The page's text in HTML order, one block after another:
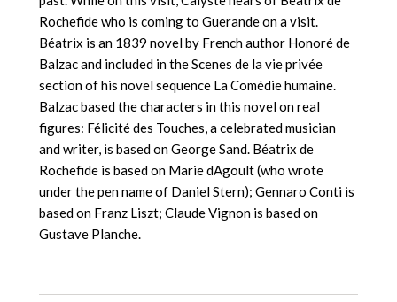
Rochefide who is coming to Guerande on a visit.
Béatrix is an 1839 novel by French author Honoré de
Balzac and included in the Scenes de la vie privée
section of his novel sequence La Comédie humaine.
Balzac based the characters in this novel on real
figures: Félicité des Touches, a celebrated musician
and writer, is based on George Sand. Béatrix de
Rochefide is based on Marie dAgoult (who wrote
under the pen name of Daniel Stern); Gennaro Conti is
based on Franz Liszt; Claude Vignon is based on
Gustave Planche.